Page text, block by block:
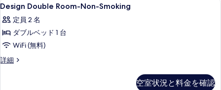
示
す
る
禁
煙
の
す
べ
ル
ー
ム
煙
の
詳
Double
Room-
Non-
Smoking
の
24
Design Double Room-Non-Smoking
定員 2 名
ダブルベッド 1 台
WiFi (無料)
詳細
Design
空室状況と料金を確認